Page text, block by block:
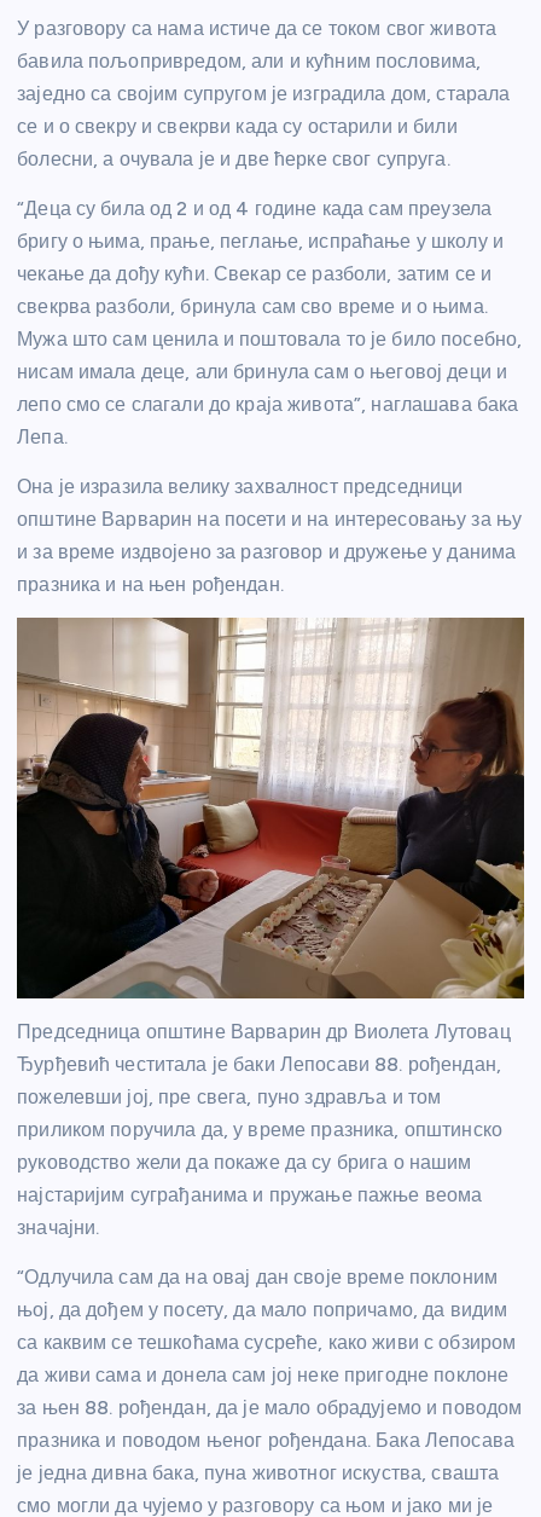
У разговору са нама истиче да се током свог живота
бавила пољопривредом, али и кућним пословима,
заједно са својим супругом је изградила дом, старала
се и о свекру и свекрви када су остарили и били
болесни, а очувала је и две ћерке свог супруга.
“Деца су била од 2 и од 4 године када сам преузела
бригу о њима, прање, пеглање, испраћање у школу и
чекање да дођу кући. Свекар се разболи, затим се и
свекрва разболи, бринула сам сво време и о њима.
Мужа што сам ценила и поштовала то је било посебно,
нисам имала деце, али бринула сам о његовој деци и
лепо смо се слагали до краја живота”, наглашава бака
Лепа.
Она је изразила велику захвалност председници
општине Варварин на посети и на интересовању за њу
и за време издвојено за разговор и дружење у данима
празника и на њен рођендан.
Председница општине Варварин др Виолета Лутовац
Ђурђевић честитала је баки Лепосави 88. рођендан,
пожелевши јој, пре свега, пуно здравља и том
приликом поручила да, у време празника, општинско
руководство жели да покаже да су брига о нашим
најстаријим суграђанима и пружање пажње веома
значајни.
“Одлучила сам да на овај дан своје време поклоним
њој, да дођем у посету, да мало попричамо, да видим
са каквим се тешкоћама сусреће, како живи с обзиром
да живи сама и донела сам јој неке пригодне поклоне
за њен 88. рођендан, да је мало обрадујемо и поводом
празника и поводом њеног рођендана. Бака Лепосава
је једна дивна бака, пуна животног искуства, свашта
смо могли да чујемо у разговору са њом и јако ми је